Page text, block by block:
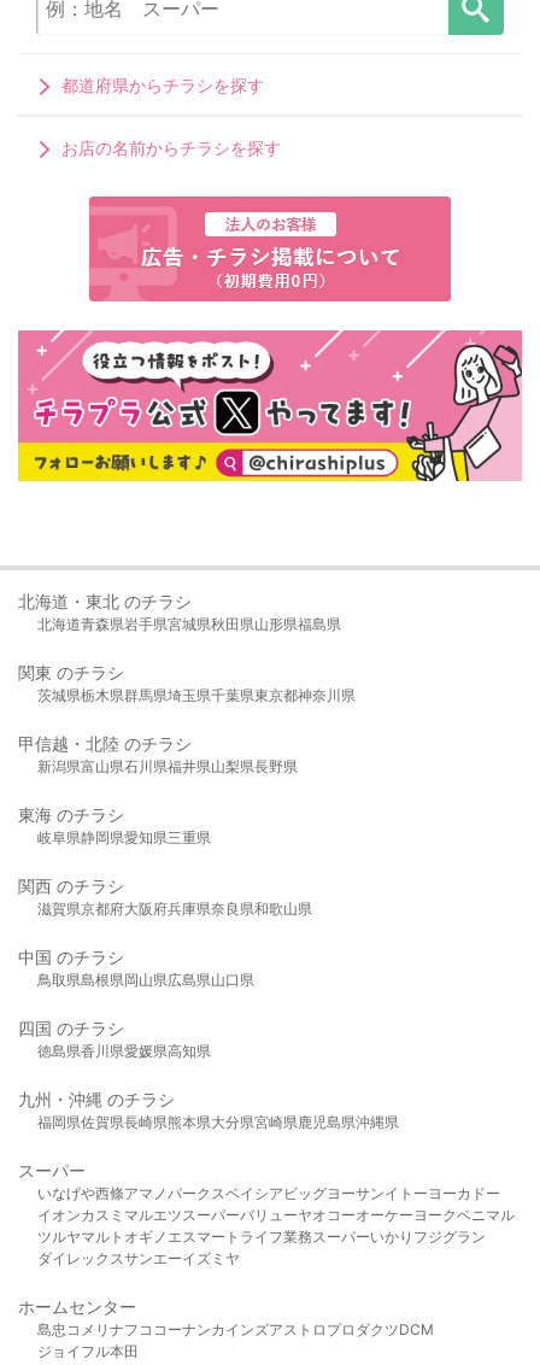
都道府県からチラシを探す
お店の名前からチラシを探す
北海道・東北 のチラシ
北海道青森県岩手県宮城県秋田県山形県福島県
関東 のチラシ
茨城県栃木県群馬県埼玉県千葉県東京都神奈川県
甲信越・北陸 のチラシ
新潟県富山県石川県福井県山梨県長野県
東海 のチラシ
岐阜県静岡県愛知県三重県
関西 のチラシ
滋賀県京都府大阪府兵庫県奈良県和歌山県
中国 のチラシ
鳥取県島根県岡山県広島県山口県
四国 のチラシ
徳島県香川県愛媛県高知県
九州・沖縄 のチラシ
福岡県佐賀県長崎県熊本県大分県宮崎県鹿児島県沖縄県
スーパー
いなげや西條アマノパークスベイシア ビッグヨーサンイトーヨーカドー
イオンカスミ マルエツスーパーバリューヤオコーオーケー ヨークベニマル
ツルヤマルト オギノ エスマート ライフ業務スーパーいかり フジグラン
ダイレックスサンエーイズミヤ
ホームセンター
島忠 コメリ ナフコ コーナンカインズアストロプロダクツDCM
ジョイフル本田